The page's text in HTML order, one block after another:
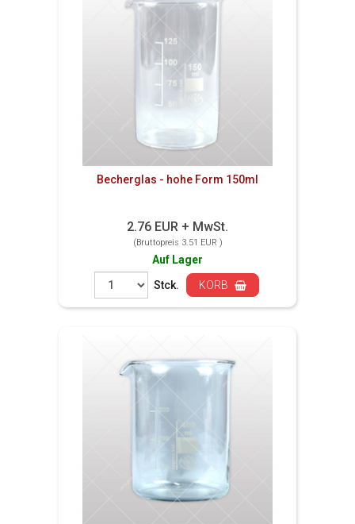
Becherglas - hohe Form 150ml
2.76 EUR + MwSt.
(Bruttopreis 3.51 EUR )
Auf Lager
Stck.
KORB